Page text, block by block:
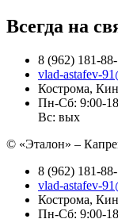
Всегда на
8 (962) 181-
vlad-astafev-
Кострома,
Пн-Сб: 9:00-
Вс: вых
© «Эталон» –
8 (962) 181-
vlad-astafev-
Кострома,
Пн-Сб: 9:00-